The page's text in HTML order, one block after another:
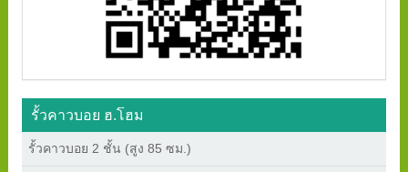
รั้วคาวบอย ฮ.โฮม
รั้วคาวบอย 2 ชั้น (สูง 85 ซม.)